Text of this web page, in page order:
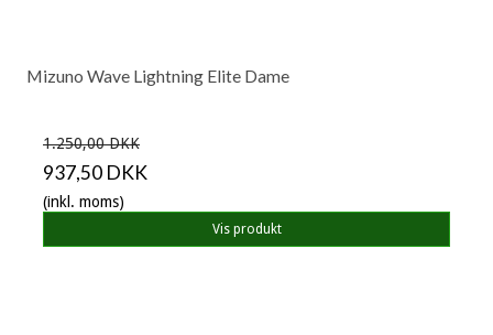
Mizuno Wave Lightning Elite Dame
1.250,00 DKK
937,50 DKK
(inkl. moms)
Vis produkt